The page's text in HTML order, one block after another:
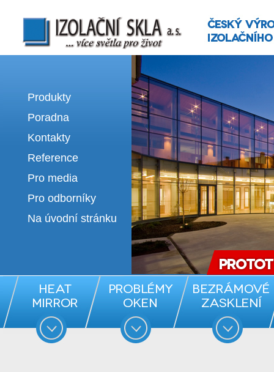
Izolační skla | výroba izolačních sklel
Produkty
Poradna
Kontakty
Reference
Pro media
Pro odborníky
Na úvodní stránku